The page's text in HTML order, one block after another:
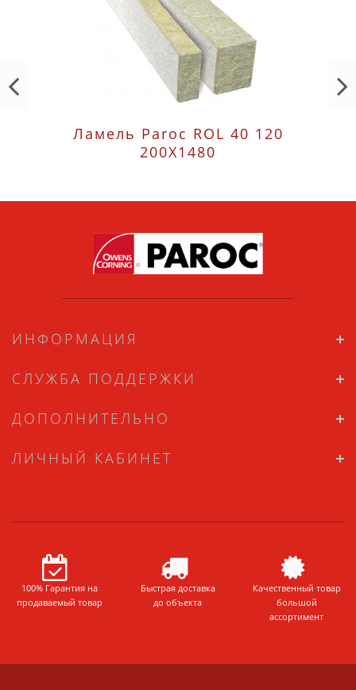
Ламель Paroc ROL 40 120
200X1480
ИНФОРМАЦИЯ
СЛУЖБА ПОДДЕРЖКИ
ДОПОЛНИТЕЛЬНО
ЛИЧНЫЙ КАБИНЕТ
100% Гарантия на
продаваемый товар
Быстрая доставка
до объекта
Качественный товар
большой
ассортимент